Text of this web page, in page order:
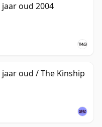
oud 2004
oud / The Kinship